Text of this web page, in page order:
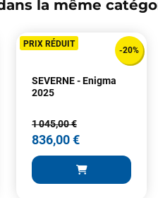
la même
PRIX RÉDUIT
-20%
SEVERNE - Enigma
2025
1 045,00 €
836,00 €